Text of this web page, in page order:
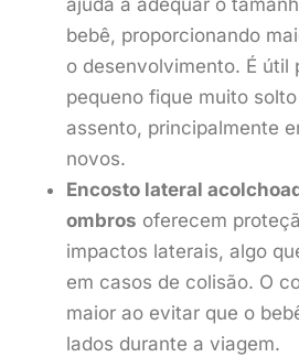
ajuda a adequar o
bebê, proporcionando
o desenvolvimento. É útil
pequeno fique muito
assento, principalmente
novos.
Encosto lateral
ombros oferecem
impactos laterais, algo
em casos de colisão. O
maior ao evitar que o
lados durante a viagem.